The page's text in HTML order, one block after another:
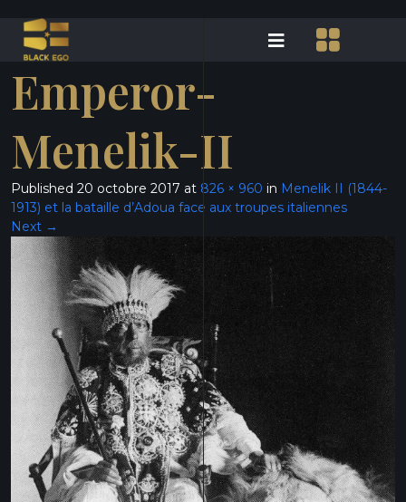
Emperor-
Menelik-II
Published 20 octobre 2017 at 826 × 960 in Menelik II (1844-
1913) et la bataille d’Adoua face aux troupes italiennes
Next →